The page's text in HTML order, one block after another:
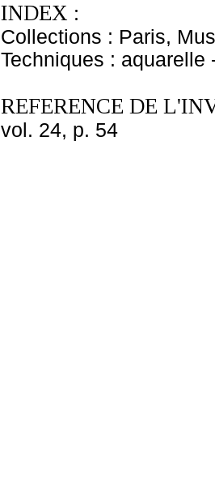
INDEX :
Collections : Paris,
Techniques : aquarelle
REFERENCE DE
vol. 24, p. 54